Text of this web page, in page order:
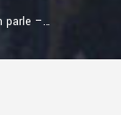
parle –…